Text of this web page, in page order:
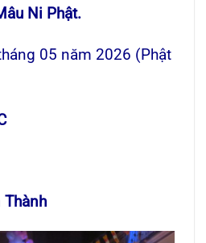
Ni Phật.
05 năm 2026 (Phật
Thành